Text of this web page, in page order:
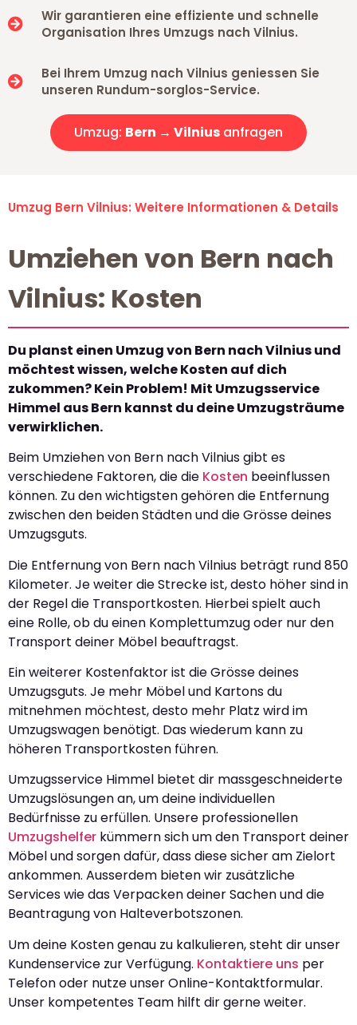
Wir garantieren eine effiziente und schnelle
Organisation Ihres Umzugs nach Vilnius.
Bei Ihrem Umzug nach Vilnius geniessen Sie
unseren Rundum-sorglos-Service.
Umzug: Bern → Vilnius anfragen
Umzug Bern Vilnius: Weitere Informationen & Details
Umziehen von Bern nach
Vilnius: Kosten
Du planst einen Umzug von Bern nach Vilnius und
möchtest wissen, welche Kosten auf dich
zukommen? Kein Problem! Mit Umzugsservice
Himmel aus Bern kannst du deine Umzugsträume
verwirklichen.
Beim Umziehen von Bern nach Vilnius gibt es
verschiedene Faktoren, die die Kosten beeinflussen
können. Zu den wichtigsten gehören die Entfernung
zwischen den beiden Städten und die Grösse deines
Umzugsguts.
Die Entfernung von Bern nach Vilnius beträgt rund 850
Kilometer. Je weiter die Strecke ist, desto höher sind in
der Regel die Transportkosten. Hierbei spielt auch
eine Rolle, ob du einen Komplettumzug oder nur den
Transport deiner Möbel beauftragst.
Ein weiterer Kostenfaktor ist die Grösse deines
Umzugsguts. Je mehr Möbel und Kartons du
mitnehmen möchtest, desto mehr Platz wird im
Umzugswagen benötigt. Das wiederum kann zu
höheren Transportkosten führen.
Umzugsservice Himmel bietet dir massgeschneiderte
Umzugslösungen an, um deine individuellen
Bedürfnisse zu erfüllen. Unsere professionellen
Umzugshelfer kümmern sich um den Transport deiner
Möbel und sorgen dafür, dass diese sicher am Zielort
ankommen. Ausserdem bieten wir zusätzliche
Services wie das Verpacken deiner Sachen und die
Beantragung von Halteverbotszonen.
Um deine Kosten genau zu kalkulieren, steht dir unser
Kundenservice zur Verfügung. Kontaktiere uns per
Telefon oder nutze unser Online-Kontaktformular.
Unser kompetentes Team hilft dir gerne weiter.